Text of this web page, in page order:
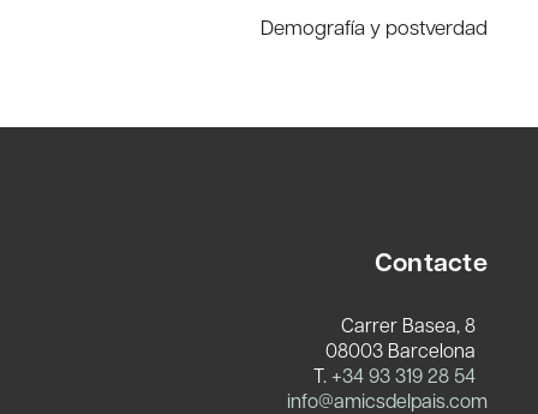
Demografía y postverdad
Contacte
Carrer Basea, 8
08003 Barcelona
T. +34 93 319 28 54
info@amicsdelpais.com